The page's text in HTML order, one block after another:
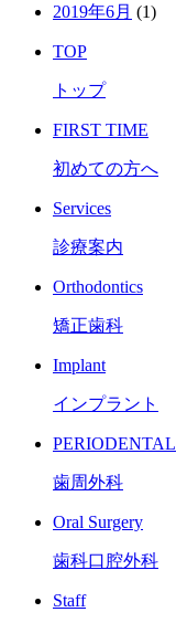
2019年6月 (1)
TOP
トップ
FIRST TIME
初めての方へ
Services
診療案内
Orthodontics
矯正歯科
Implant
インプラント
PERIODENTAL
歯周外科
Oral Surgery
歯科口腔外科
Staff